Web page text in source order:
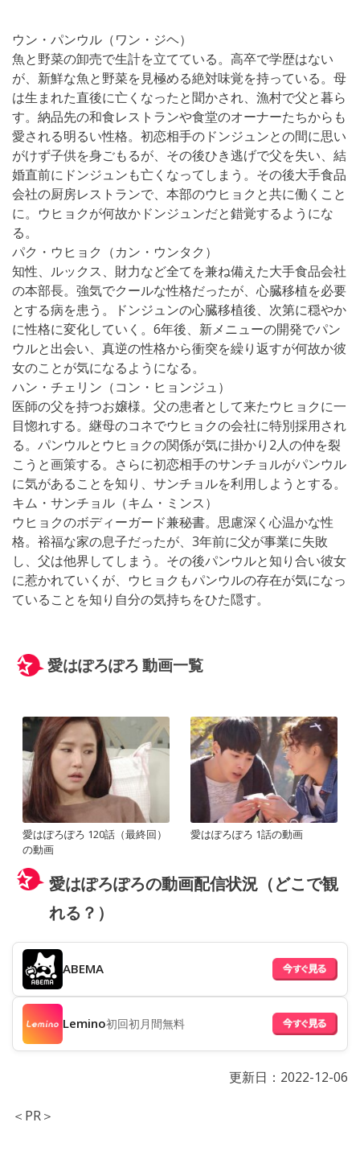
ウン・パンウル（ワン・ジヘ）
魚と野菜の卸売で生計を立てている。高卒で学歴はない
が、新鮮な魚と野菜を見極める絶対味覚を持っている。母
は生まれた直後に亡くなったと聞かされ、漁村で父と暮ら
す。納品先の和食レストランや食堂のオーナーたちからも
愛される明るい性格。初恋相手のドンジュンとの間に思い
がけず子供を身ごもるが、その後ひき逃げで父を失い、結
婚直前にドンジュンも亡くなってしまう。その後大手食品
会社の厨房レストランで、本部のウヒョクと共に働くこと
に。ウヒョクが何故かドンジュンだと錯覚するようにな
る。
パク・ウヒョク（カン・ウンタク）
知性、ルックス、財力など全てを兼ね備えた大手食品会社
の本部長。強気でクールな性格だったが、心臓移植を必要
とする病を患う。ドンジュンの心臓移植後、次第に穏やか
に性格に変化していく。6年後、新メニューの開発でパン
ウルと出会い、真逆の性格から衝突を繰り返すが何故か彼
女のことが気になるようになる。
ハン・チェリン（コン・ヒョンジュ）
医師の父を持つお嬢様。父の患者として来たウヒョクに一
目惚れする。継母のコネでウヒョクの会社に特別採用され
る。パンウルとウヒョクの関係が気に掛かり2人の仲を裂
こうと画策する。さらに初恋相手のサンチョルがパンウル
に気があることを知り、サンチョルを利用しようとする。
キム・サンチョル（キム・ミンス）
ウヒョクのボディーガード兼秘書。思慮深く心温かな性
格。裕福な家の息子だったが、3年前に父が事業に失敗
し、父は他界してしまう。その後パンウルと知り合い彼女
に惹かれていくが、ウヒョクもパンウルの存在が気になっ
ていることを知り自分の気持ちをひた隠す。
愛はぽろぽろ 動画一覧
愛はぽろぽろ 120話（最終回）
の動画
愛はぽろぽろ 1話の動画
愛はぽろぽろの動画配信状況（どこで観
れる？）
ABEMA
Lemino初回初月間無料
更新日： 2022-12-06
＜PR＞